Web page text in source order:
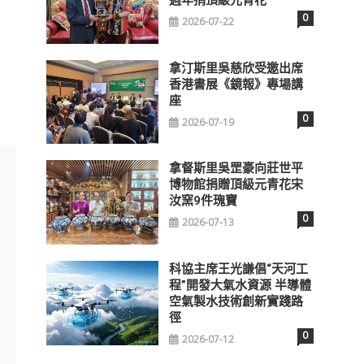
2026-07-22 0
拿汀斯里吳慈欣受邀出席
香港書展《鏡報》專場講
座
2026-07-19 0
拿督斯里吳罡豪向莊世平
博物館捐贈頂級元青花宋
汝窯9件瑰寶
2026-07-13 0
科協主席王光謙倡“天河工
程”開發大氣水資源 半導體
空氣製水技術創新實踐路
徑
2026-07-12 0